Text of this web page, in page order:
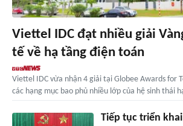
Viettel IDC đạt nhiều giải
tế về hạ tầng điện toán
Viettel IDC vừa nhận 4 giải tại Globee Awards for
các hạng mục bao phủ nhiều lớp của hệ sinh thái
Tiếp tục triển